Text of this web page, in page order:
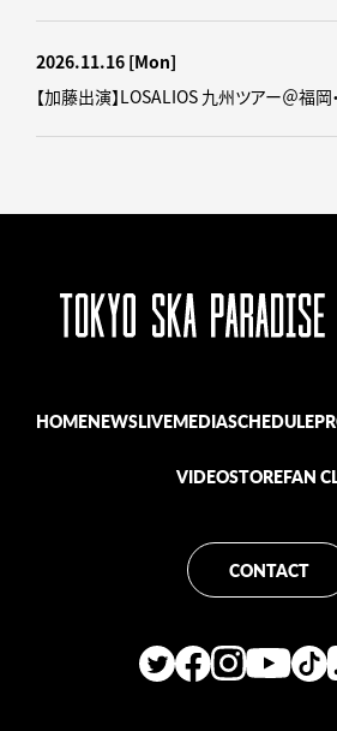
2026.11.16 [Mon]
【加藤出演】LOSALIOS 九州ツアー＠福岡
HOMENEWSLIVEMEDIASCHEDULE
VIDEOSTOREFAN
CONTACT